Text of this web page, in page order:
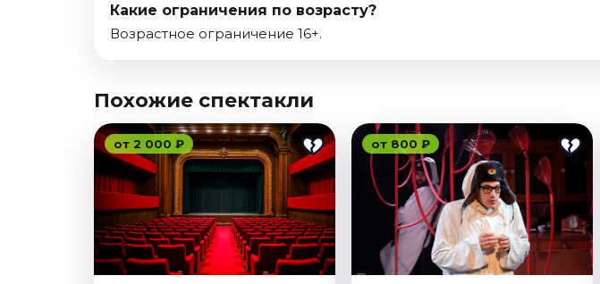
Какие ограничения по возрасту?
Возрастное ограничение 16+.
Похожие спектакли
от 2 000 ₽ от 800 ₽